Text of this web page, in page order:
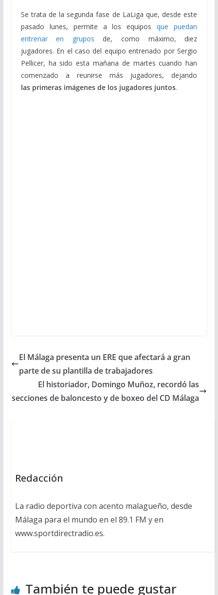
Se trata de la segunda fase de LaLiga que, desde este
pasado lunes, permite a los equiposque puedan
entrenar en grupos de, como máximo, diez
jugadores. En el caso del equipo entrenado por Sergio
Pellicer, ha sido esta mañana de martes cuando han
comenzado a reunirse más jugadores, dejando
las primeras imágenes de los jugadores juntos.
El Málaga presenta un ERE que afectará a gran
parte de su plantilla de trabajadores
El historiador, Domingo Muñoz, recordó las
secciones de baloncesto y de boxeo del CD Málaga
Redacción
La radio deportiva con acento malagueño, desde
Málaga para el mundo en el 89.1 FM y en
www.sportdirectradio.es.
También te puede gustar